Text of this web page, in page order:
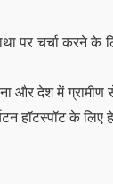
पर चर्चा करने के
और देश में ग्रामीण
हॉटस्पॉट के